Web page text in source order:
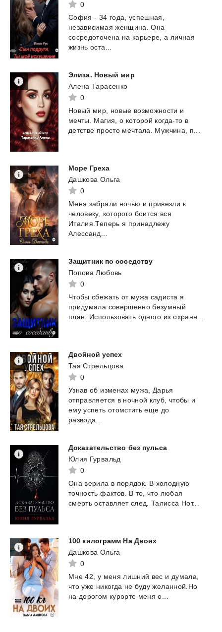
0
София - 34 года, успешная,
независимая женщина. Она
сосредоточена на карьере, а личная
жизнь оста...
Элиза. Новый мир
Алена Тарасенко
0
Новый мир, новые возможности и
мечты. Магия, о которой когда-то в
детстве просто мечтала. Мужчина, п...
Море Греха
Дашкова Ольга
0
Меня забрали ночью и привезли к
человеку, которого боится вся
Италия.Теперь я принадлежу
Алессанд...
Защитник по соседству
Попова Любовь
0
Чтобы сбежать от мужа садиста я
придумала совершенно безумный
план. Использовать одного из охранн...
Двойной успех
Тая Стрельцова
0
Узнав об изменах мужа, Дарья
отправляется в ночной клуб, чтобы и
ему успеть отомстить еще до
развода...
Доказательство без пульса
Юлия Гурвальд
0
Она верила в порядок. В холодную
точность фактов. В то, что любая
смерть оставляет след. Талисса Нот...
100 килограмм На Двоих
Дашкова Ольга
0
Мне 42, у меня лишний вес и думала,
что уже никогда не буду желанной.Но
на дорогом курорте меня о...